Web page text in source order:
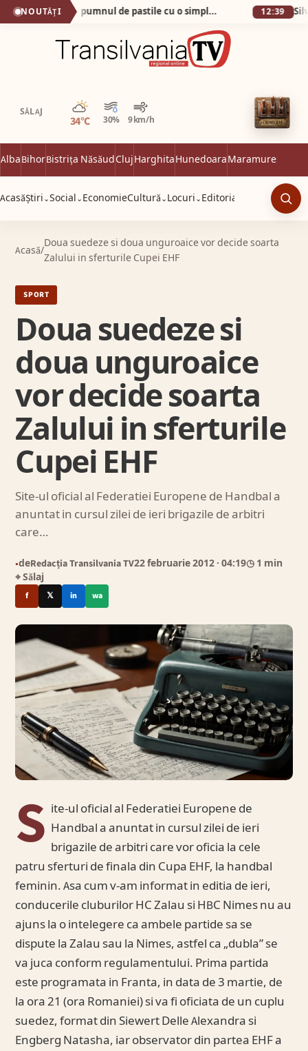
NOUTĂȚI Cum am scăpat de pumnul de pastile cu o simplă apă minerală! 12:39
SĂLAJ
34°C 30% 9 km/h
Parțial noros
AlbaBihorBistrița NăsăudClujHarghitaHunedoaraMaramureș
AcasăȘtiri ⌄Social ⌄ EconomieCultură ⌄ Locuri ⌄ Editorial
Acasă/
Doua suedeze si doua unguroaice vor decide soarta
Zalului in sferturile Cupei EHF
SPORT
Doua suedeze si
doua unguroaice
vor decide soarta
Zalului in sferturile
Cupei EHF
Site-ul oficial al Federatiei Europene de Handbal a
anuntat in cursul zilei de ieri brigazile de arbitri
care…
●deRedacția Transilvania TV22 februarie 2012 · 04:19◷ 1 min
⌖ Sălaj
f 𝕏 in wa
S ite-ul oficial al Federatiei Europene de
Handbal a anuntat in cursul zilei de ieri
brigazile de arbitri care vor oficia la cele
patru sferturi de finala din Cupa EHF, la handbal
feminin. Asa cum v-am informat in editia de ieri,
conducerile cluburilor HC Zalau si HBC Nimes nu au
ajuns la o intelegere ca ambele partide sa se
dispute la Zalau sau la Nimes, astfel ca „dubla” se
va juca conform regulamentului. Prima partida
este programata in Franta, in data de 3 martie, de
la ora 21 (ora Romaniei) si va fi oficiata de un cuplu
suedez, format din Siewert Delle Alexandra si
Engberg Natasha, iar observator din partea EHF a